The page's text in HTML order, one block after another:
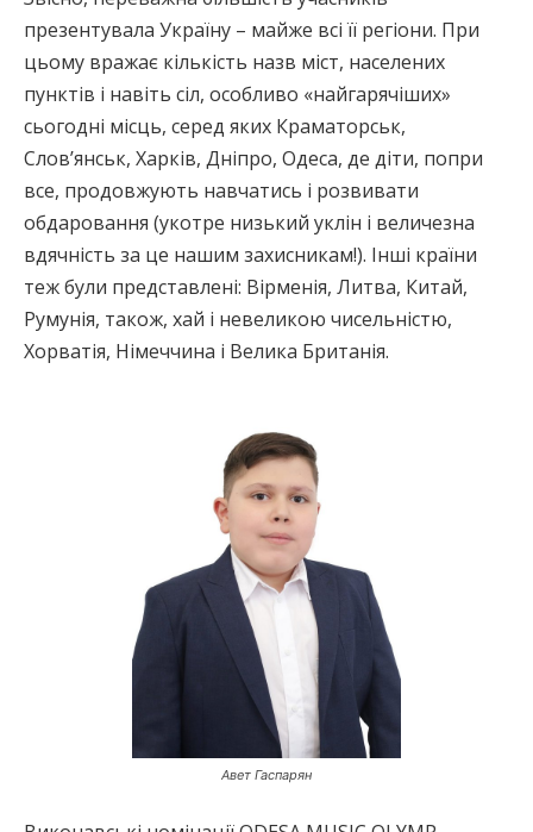
презентувала Україну – майже всі її регіони. При
цьому вражає кількість назв міст, населених
пунктів і навіть сіл, особливо «найгарячіших»
сьогодні місць, серед яких Краматорськ,
Слов’янськ, Харків, Дніпро, Одеса, де діти, попри
все, продовжують навчатись і розвивати
обдаровання (укотре низький уклін і величезна
вдячність за це нашим захисникам!). Інші країни
теж були представлені: Вірменія, Литва, Китай,
Румунія, також, хай і невеликою чисельністю,
Хорватія, Німеччина і Велика Британія.
Авет Гаспарян